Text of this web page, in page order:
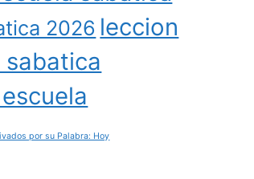
2026 leccion
sabatica
por su Palabra: Hoy